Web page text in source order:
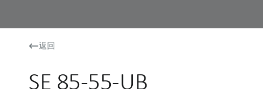
返回
SE 85-55-UB